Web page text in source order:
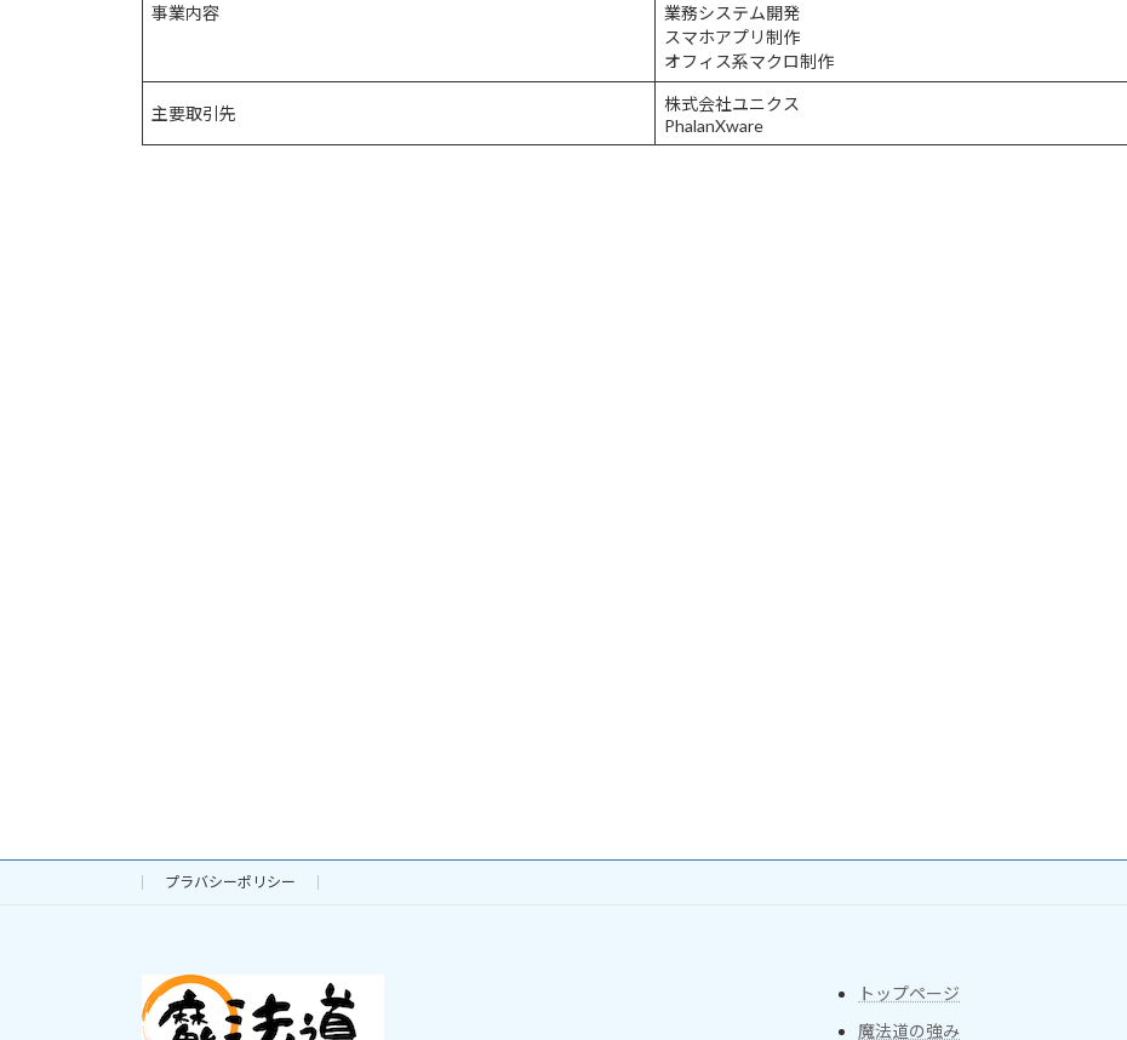
事業内容
業務システム開発
スマホアプリ制作
オフィス系マクロ制作
主要取引先
株式会社ユニクス
PhalanXware
プラバシーポリシー
トップページ
魔法道の強み